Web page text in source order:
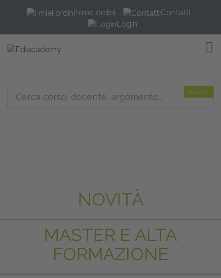
I miei ordini
Contatti
Login
Ricerca
NOVITÀ
MASTER E ALTA
FORMAZIONE